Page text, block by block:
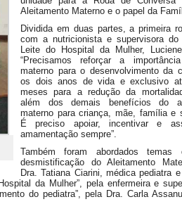
Aleitamento Materno e o papel da
Dividida em duas partes, a primeira
com a nutricionista e supervisora do
Leite do Hospital da Mulher,
“Precisamos reforçar a
materno para o desenvolvimento da
os dois anos de vida e exclusivo
meses para a redução da
além dos demais benefícios do
materno para criança, mãe, família e
É preciso apoiar, incentivar e
amamentação sempre”.
Também foram abordados temas
desmistificação do Aleitamento
Dra. Tatiana Ciarini, médica pediatra
da Mulher”, pela enfermeira e
do pediatra”, pela Dra. Carla